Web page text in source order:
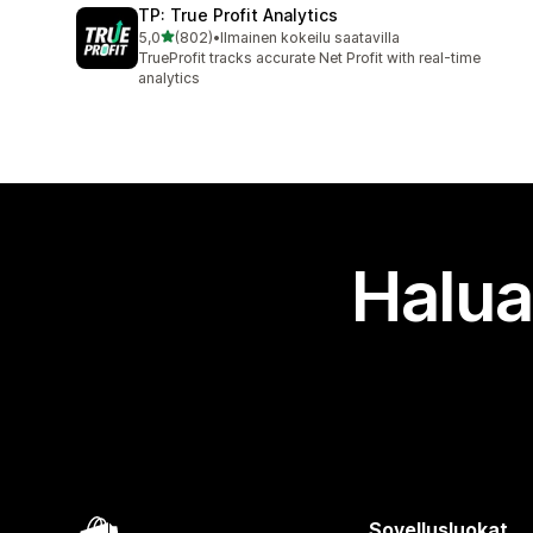
TP: True Profit Analytics
5,0/ 5 tähteä
(802)
802 arvostelua yhteensä
•Ilmainen kokeilu saatavilla
TrueProfit tracks accurate Net Profit with real-time
analytics